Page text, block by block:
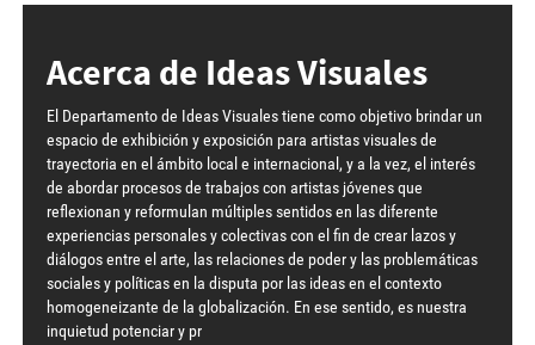
Acerca de Ideas Visuales
El Departamento de Ideas Visuales tiene como objetivo brindar un
espacio de exhibición y exposición para artistas visuales de
trayectoria en el ámbito local e internacional, y a la vez, el interés
de abordar procesos de trabajos con artistas jóvenes que
reflexionan y reformulan múltiples sentidos en las diferente
experiencias personales y colectivas con el fin de crear lazos y
diálogos entre el arte, las relaciones de poder y las problemáticas
sociales y políticas en la disputa por las ideas en el contexto
homogeneizante de la globalización. En ese sentido, es nuestra
inquietud potenciar y pr